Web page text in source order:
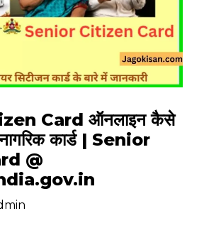
Card ऑनलाइन कैसे
नागरिक कार्ड | Senior
@